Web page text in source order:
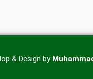
& Design by